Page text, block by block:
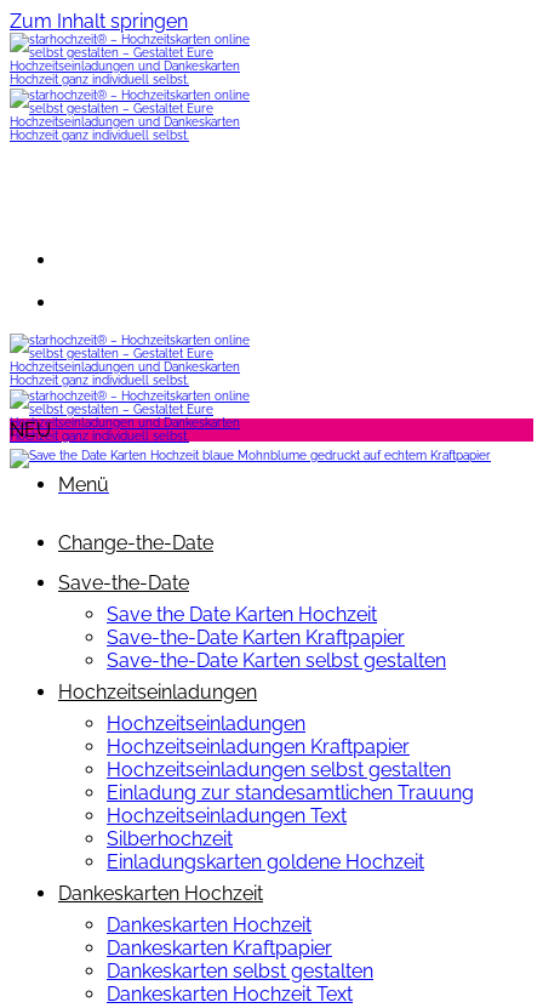
Zum Inhalt springen
Menü
Change-the-Date
Save-the-Date
Save the Date Karten Hochzeit
Save-the-Date Karten Kraftpapier
Save-the-Date Karten selbst gestalten
Hochzeitseinladungen
Hochzeitseinladungen
Hochzeitseinladungen Kraftpapier
Hochzeitseinladungen selbst gestalten
Einladung zur standesamtlichen Trauung
Hochzeitseinladungen Text
Silberhochzeit
Einladungskarten goldene Hochzeit
Dankeskarten Hochzeit
Dankeskarten Hochzeit
Dankeskarten Kraftpapier
Dankeskarten selbst gestalten
Dankeskarten Hochzeit Text
NEU